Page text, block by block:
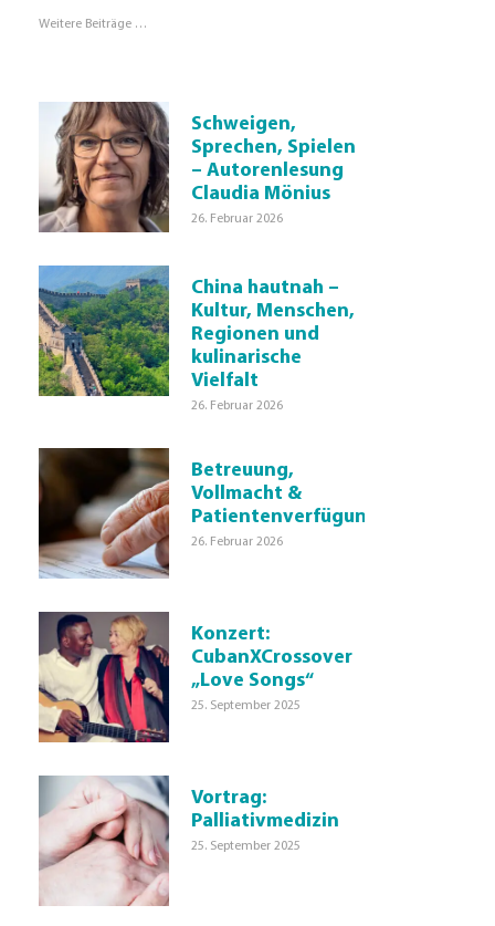
Weitere Beiträge …
Schweigen,
Sprechen, Spielen
– Autorenlesung
Claudia Mönius
26. Februar 2026
China hautnah –
Kultur, Menschen,
Regionen und
kulinarische
Vielfalt
26. Februar 2026
Betreuung,
Vollmacht &
Patientenverfügung
26. Februar 2026
Konzert:
CubanXCrossover
„Love Songs“
25. September 2025
Vortrag:
Palliativmedizin
25. September 2025